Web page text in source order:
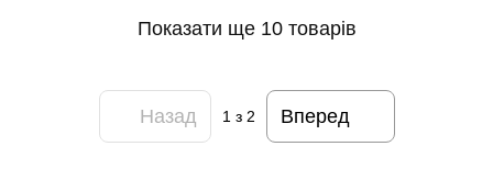
Показати ще 10 товарів
Назад 1 з 2 Вперед